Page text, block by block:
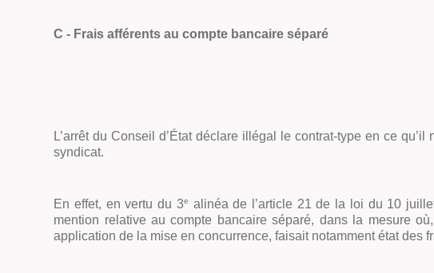
C - Frais afférents au compte bancaire séparé
L’arrêt du Conseil d’État déclare illégal le contrat-type en ce
syndicat.
En effet, en vertu du 3e
alinéa de l’article 21 de la loi du 10
mention relative au compte bancaire séparé, dans la mesure
application de la mise en concurrence, faisait notamment état des